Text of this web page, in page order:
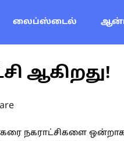
லைப்ஸ்டைல்
ஆகிறது!
நகராட்சிகளை